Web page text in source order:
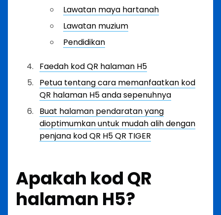
Lawatan maya hartanah
Lawatan muzium
Pendidikan
Faedah kod QR halaman H5
Petua tentang cara memanfaatkan kod
QR halaman H5 anda sepenuhnya
Buat halaman pendaratan yang
dioptimumkan untuk mudah alih dengan
penjana kod QR H5 QR TIGER
Apakah kod QR
halaman H5?